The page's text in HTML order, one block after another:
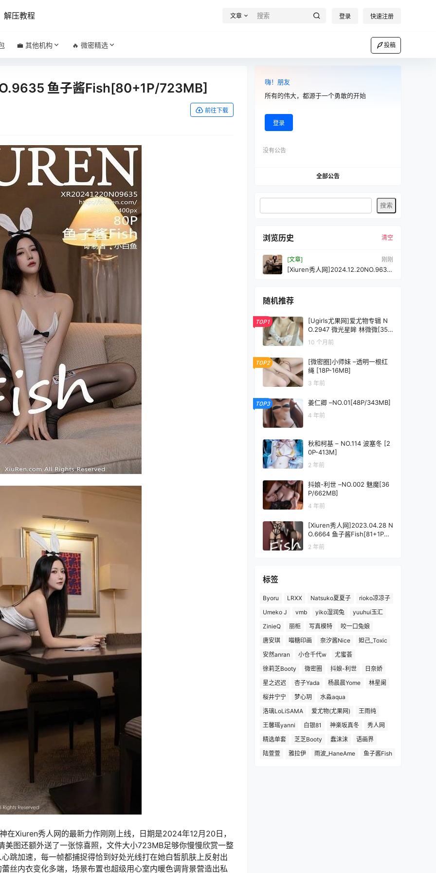
解压教程 文章 登录 快速注册
💼 其他机构 🔥 微密精选 投稿
鱼子酱Fish[80+1P/723MB]
前往下载
在Xiuren秀人网的最新力作刚刚上线，日期是2024年12月20日，
图还额外送了一张惊喜照，文件大小723MB足够你慢慢欣赏一整
跳加速，每一帧都捕捉得恰到好处光线打在她白皙肌肤上反射出
丝内衣变化多端，场景布置也超级用心室内暖色调背景营造出私
嗨！朋友
所有的伟大，都源于一个勇敢的开始
登录
没有公告
全部公告
浏览历史 清空
[文章] 刚刚
[Xiuren秀人网]2024.12.20NO.9635
随机推荐
TOP1
[Ugirls尤果网]爱尤物专辑 N
O.2947 微光星眸 林微微[35
10 个月前
TOP2
[微密圈]小师妹 –透明一根红
绳 [18P-16MB]
3 年前
TOP3 姜仁卿 –NO.01[48P/343MB]
4 年前
秋和柯基 – NO.114 波塞冬 [2
0P-413M]
2 年前
抖娘-利世 –NO.002 魅魔[36
P/662MB]
4 年前
[Xiuren秀人网]2023.04.28 N
O.6664 鱼子酱Fish[81+1P／
677MB]
2 年前
标签
Byoru LRXX Natsuko夏夏子
rioko凉凉子
Umeko J
vmb yiko湿润兔
yuuhui玉汇
ZinieQ
丽柜 写真模特
咬一口兔娘
唐安琪
喵糖印画 奈汐酱Nice
妲己_Toxic
安然anran
小仓千代w
尤蜜荟
徐莉芝Booty
微密圈 抖娘-利世
日奈娇
星之迟迟
杏子Yada 杨晨晨Yome
林星阑
桜井宁宁
梦心玥
水淼aqua
洛璃LoLiSAMA
爱尤物(尤果网)
王雨纯
王馨瑶yanni
白银81 神楽坂真冬
秀人网
精选单套
芝芝Booty 蠢沫沫
语画界
陆萱萱
雅拉伊 雨波_HaneAme 鱼子酱Fish